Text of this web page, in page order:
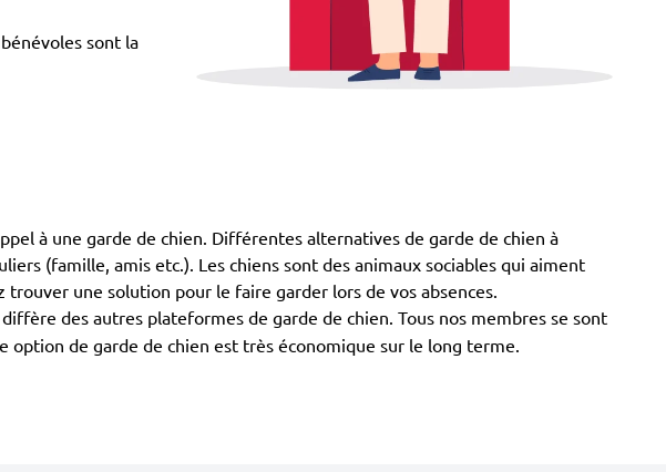
sont la
à une garde de chien. Différentes alternatives de garde de chien à
(famille, amis etc.). Les chiens sont des animaux sociables qui aiment
une solution pour le faire garder lors de vos absences.
des autres plateformes de garde de chien. Tous nos membres se sont
option de garde de chien est très économique sur le long terme.